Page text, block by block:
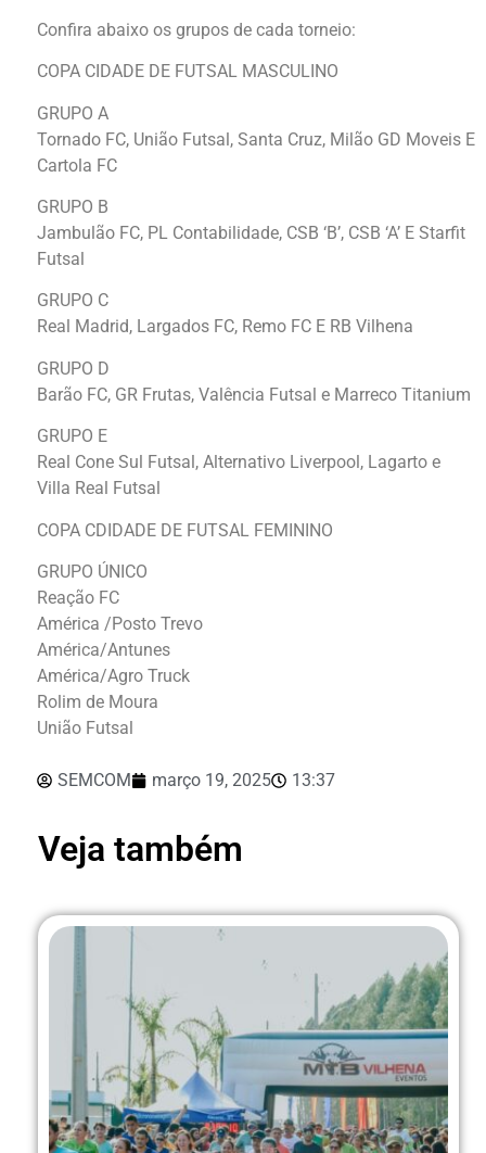
Confira abaixo os grupos de cada torneio:
COPA CIDADE DE FUTSAL MASCULINO
GRUPO A
Tornado FC, União Futsal, Santa Cruz, Milão GD Moveis E
Cartola FC
GRUPO B
Jambulão FC, PL Contabilidade, CSB ‘B’, CSB ‘A’ E Starfit
Futsal
GRUPO C
Real Madrid, Largados FC, Remo FC E RB Vilhena
GRUPO D
Barão FC, GR Frutas, Valência Futsal e Marreco Titanium
GRUPO E
Real Cone Sul Futsal, Alternativo Liverpool, Lagarto e
Villa Real Futsal
COPA CDIDADE DE FUTSAL FEMININO
GRUPO ÚNICO
Reação FC
América /Posto Trevo
América/Antunes
América/Agro Truck
Rolim de Moura
União Futsal
SEMCOM março 19, 2025 13:37
Veja também